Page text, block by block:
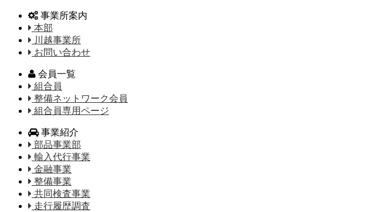
事業所案内
本部
川越事業所
お問い合わせ
会員一覧
組合員
整備ネットワーク会員
組合員専用ページ
事業紹介
部品事業部
輸入代行事業
金融事業
整備事業
共同検査事業
走行履歴調査